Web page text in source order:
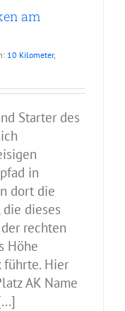
am
10 Kilometer,
Starter des
in
dort die
dieses
rechten
Höhe
führte. Hier
AK Name